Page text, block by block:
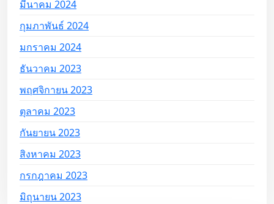
มีนาคม 2024
กุมภาพันธ์ 2024
มกราคม 2024
ธันวาคม 2023
พฤศจิกายน 2023
ตุลาคม 2023
กันยายน 2023
สิงหาคม 2023
กรกฎาคม 2023
มิถุนายน 2023